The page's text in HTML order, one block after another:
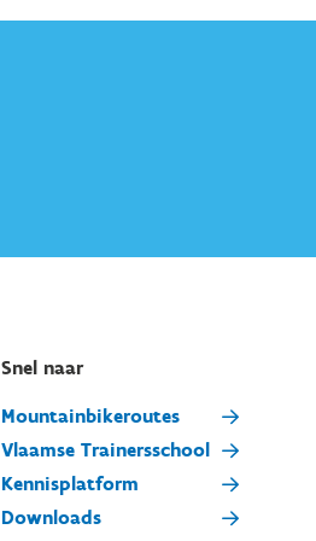
Snel naar
Mountainbikeroutes
Vlaamse Trainersschool
Kennisplatform
Downloads